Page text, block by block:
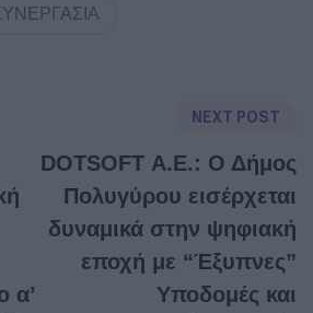
α’
NEXT POST
DOTSOFT Α.Ε.: Ο Δήμος
Πολυγύρου εισέρχεται
δυναμικά στην ψηφιακή
εποχή με “Έξυπνες”
Υποδομές και